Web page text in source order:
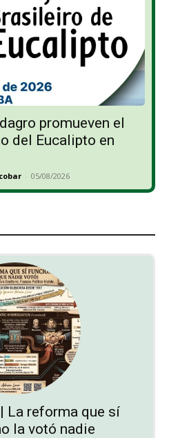
promueven el
del Eucalipto en
- 05/08/2026
La reforma que sí
la votó nadie